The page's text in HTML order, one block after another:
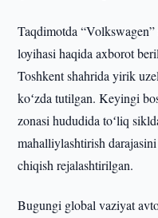
Taqdimotda
loyihasi haqida axborot
Toshkent shahrida yirik
koʻzda tutilgan. Keyingi
zonasi hududida toʻliq
mahalliylashtirish
chiqish rejalashtirilgan.
Bugungi global vaziyat